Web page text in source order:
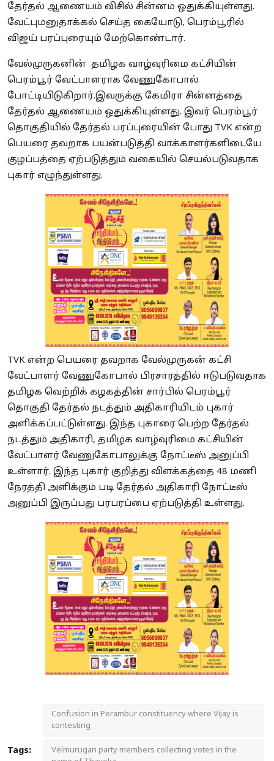
தேர்தல் ஆணையம் விசில் சின்னம் ஒதுக்கியுள்ளது.
வேட்புமனுதாக்கல் செய்த கையோடு, பெரம்பூரில்
விஜய் பரப்புரையும் மேற்கொண்டார்.
வேல்முருகனின் தமிழக வாழ்வுரிமை கட்சியின்
பெரம்பூர் வேட்பாளராக வேணுகோபால்
போட்டியிடுகிறார்.இவருக்கு கேமிரா சின்னத்தை
தேர்தல் ஆணையம் ஒதுக்கியுள்ளது. இவர் பெரம்பூர்
தொகுதியில் தேர்தல் பரப்புரையின் போது TVK என்ற
பெயரை தவறாக பயன்படுத்தி வாக்காளர்களிடையே
குழப்பத்தை ஏற்படுத்தும் வகையில் செயல்படுவதாக
புகார் எழுந்துள்ளது.
TVK என்ற பெயரை தவறாக வேல்முருகன் கட்சி
வேட்பாளர் வேணுகோபால் பிரசாரத்தில் ஈடுபடுவதாக
தமிழக வெற்றிக் கழகத்தின் சார்பில் பெரம்பூர்
தொகுதி தேர்தல் நடத்தும் அதிகாரியிடம் புகார்
அளிக்கப்பட்டுள்ளது. இந்த புகாரை பெற்ற தேர்தல்
நடத்தும் அதிகாரி, தமிழக வாழ்வுரிமை கட்சியின்
வேட்பாளர் வேணுகோபாலுக்கு நோட்டீஸ் அனுப்பி
உள்ளார். இந்த புகார் குறித்து விளக்கத்தை 48 மணி
நேரத்தி அளிக்கும் படி தேர்தல் அதிகாரி நோட்டீஸ்
அனுப்பி இருப்பது பரபரப்பை ஏற்படுத்தி உள்ளது.
Tags:
Confusion in Perambur constituency where Vijay is
contesting
Velmurugan party members collecting votes in the